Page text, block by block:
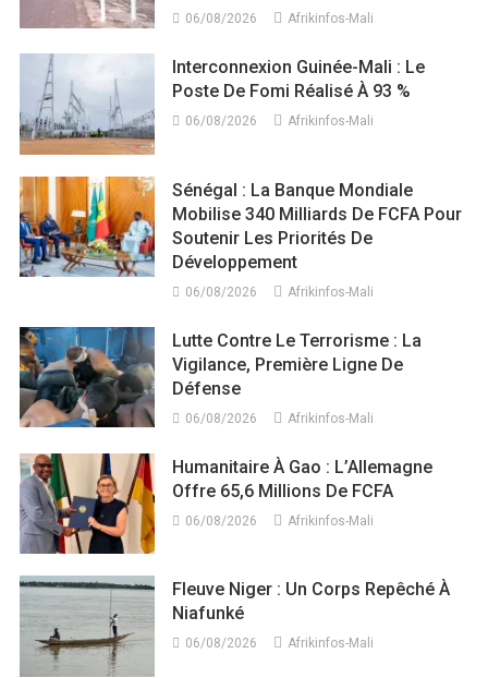
06/08/2026 Afrikinfos-Mali
Interconnexion Guinée-Mali : Le
Poste De Fomi Réalisé À 93 %
06/08/2026 Afrikinfos-Mali
Sénégal : La Banque Mondiale
Mobilise 340 Milliards De FCFA Pour
Soutenir Les Priorités De
Développement
06/08/2026 Afrikinfos-Mali
Lutte Contre Le Terrorisme : La
Vigilance, Première Ligne De
Défense
06/08/2026 Afrikinfos-Mali
Humanitaire À Gao : L’Allemagne
Offre 65,6 Millions De FCFA
06/08/2026 Afrikinfos-Mali
Fleuve Niger : Un Corps Repêché À
Niafunké
06/08/2026 Afrikinfos-Mali